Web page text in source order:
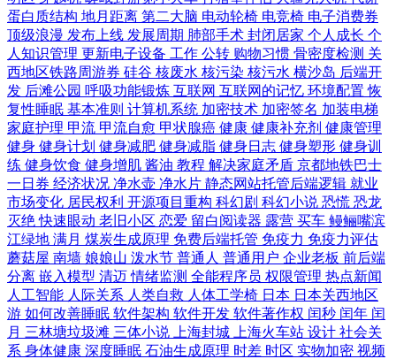
蛋白质结构 地月距离 第二大脑 电动轮椅 电竞椅 电子消费券
顶级浪漫 发布上线 发展周期 肺部手术 封闭居家 个人成长 个
人知识管理 更新电子设备 工作 公转 购物习惯 骨密度检测 关
西地区铁路周游券 硅谷 核废水 核污染 核污水 横沙岛 后端开
发 后滩公园 呼吸功能锻炼 互联网 互联网的记忆 环境配置恢
复性睡眠 基本准则 计算机系统 加密技术 加密签名 加装电梯
家庭护理 甲流 甲流自愈 甲状腺癌 健康 健康补充剂 健康管理
健身 健身计划 健身减肥 健身减脂 健身日志 健身塑形 健身训
练 健身饮食 健身增肌 酱油 教程 解决家庭矛盾 京都地铁巴士
一日券 经济状况 净水壶 净水片 静态网站托管后端逻辑 就业
市场变化 居民权利 开源项目重构 科幻剧 科幻小说 恐慌 恐龙
灭绝快速眼动 老旧小区 恋爱 留白阅读器 露营 买车 鳗鲡嘴滨
江绿地 满月 煤炭生成原理 免费后端托管 免疫力 免疫力评估
蘑菇屋 南墙 娘娘山 泼水节 普通人 普通用户 企业老板 前后端
分离 嵌入模型 清迈情绪监测 全能程序员 权限管理 热点新闻
人工智能 人际关系 人类自救 人体工学椅 日本 日本关西地区
游 如何改善睡眠 软件架构 软件开发 软件著作权 闰秒 闰年 闰
月 三林塘垃圾滩 三体小说 上海封城 上海火车站 设计 社会关
系 身体健康 深度睡眠 石油生成原理 时差 时区 实物加密 视频